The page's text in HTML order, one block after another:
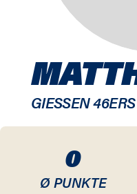
0
Ø PUNKTE
GIESSEN 46ERS